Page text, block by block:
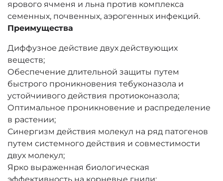
ярового ячменя и льна против комплекса
семенных, почвенных, аэрогенных инфекций.
Преимущества
Диффузное действие двух действующих
веществ;
Обеспечение длительной защиты путем
быстрого проникновения тебуконазола и
устойчиивого действия протиоконазола;
Оптимальное проникновение и распределение
в растении;
Синергизм действия молекул на ряд патогенов
путем системного действия и совместимости
двух молекул;
Ярко выраженная биологическая
эффективность на корневые гнили;